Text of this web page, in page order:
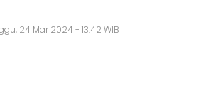
24 Mar 2024 - 13:42 WIB